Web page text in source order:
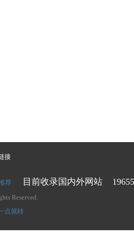
接
荐 目前收录国内外网站 19655
Reserved.
点就转